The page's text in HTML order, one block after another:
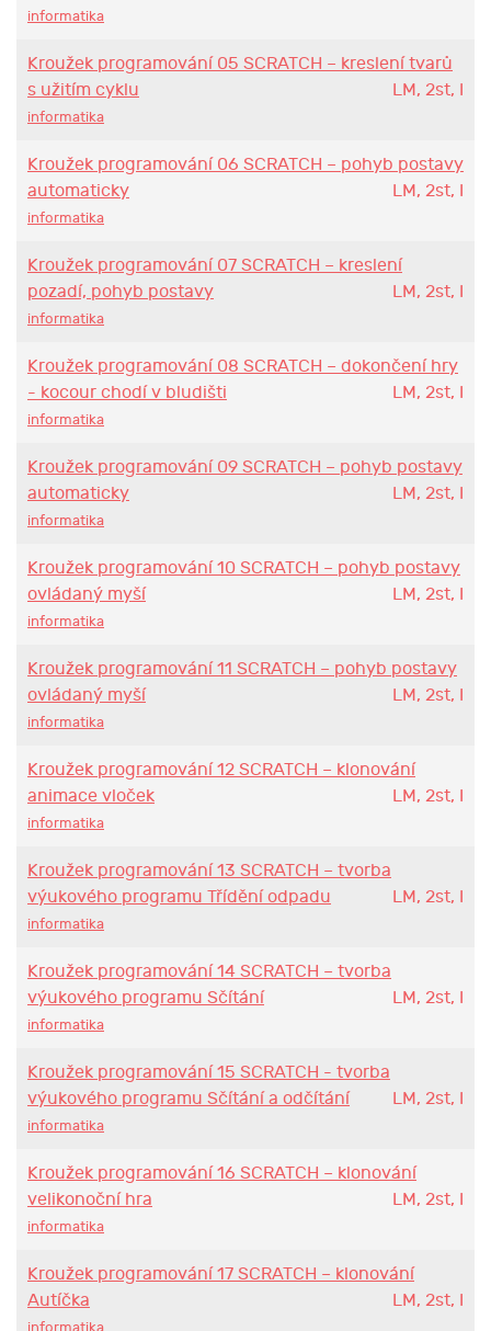
informatika
Kroužek programování 05 SCRATCH – kreslení tvarů
s užitím cyklu
LM, 2st, I
informatika
Kroužek programování 06 SCRATCH – pohyb postavy
automaticky
LM, 2st, I
informatika
Kroužek programování 07 SCRATCH – kreslení
pozadí, pohyb postavy
LM, 2st, I
informatika
Kroužek programování 08 SCRATCH – dokončení hry
- kocour chodí v bludišti
LM, 2st, I
informatika
Kroužek programování 09 SCRATCH – pohyb postavy
automaticky
LM, 2st, I
informatika
Kroužek programování 10 SCRATCH – pohyb postavy
ovládaný myší
LM, 2st, I
informatika
Kroužek programování 11 SCRATCH – pohyb postavy
ovládaný myší
LM, 2st, I
informatika
Kroužek programování 12 SCRATCH – klonování
animace vloček
LM, 2st, I
informatika
Kroužek programování 13 SCRATCH – tvorba
výukového programu Třídění odpadu
LM, 2st, I
informatika
Kroužek programování 14 SCRATCH – tvorba
výukového programu Sčítání
LM, 2st, I
informatika
Kroužek programování 15 SCRATCH - tvorba
výukového programu Sčítání a odčítání
LM, 2st, I
informatika
Kroužek programování 16 SCRATCH – klonování
velikonoční hra
LM, 2st, I
informatika
Kroužek programování 17 SCRATCH – klonování
Autíčka
LM, 2st, I
informatika